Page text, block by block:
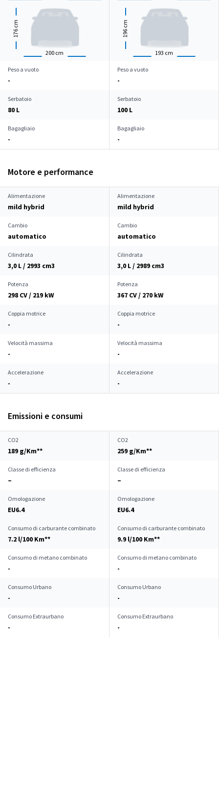
200 cm
176
cm
193 cm
196
cm
Peso a vuoto
-
Peso a vuoto
-
Serbatoio
80 L
Serbatoio
100 L
Bagagliaio
-
Bagagliaio
-
Motore e performance
Alimentazione
mild hybrid
Alimentazione
mild hybrid
Cambio
automatico
Cambio
automatico
Cilindrata
3,0 L / 2993 cm3
Cilindrata
3,0 L / 2989 cm3
Potenza
298 CV / 219 kW
Potenza
367 CV / 270 kW
Coppia motrice
-
Coppia motrice
-
Velocità massima
-
Velocità massima
-
Accelerazione
-
Accelerazione
-
Emissioni e consumi
CO2
189 g/Km**
CO2
259 g/Km**
Classe di efficienza
–
Classe di efficienza
–
Omologazione
EU6.4
Omologazione
EU6.4
Consumo di carburante combinato
7.2 l/100 Km**
Consumo di carburante combinato
9.9 l/100 Km**
Consumo di metano combinato
-
Consumo di metano combinato
-
Consumo Urbano
-
Consumo Urbano
-
Consumo Extraurbano
-
Consumo Extraurbano
-